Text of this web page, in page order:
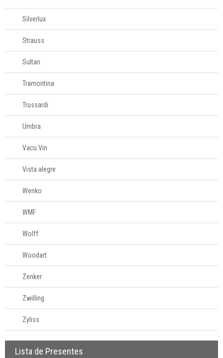
Silverlux
Strauss
Sultan
Tramontina
Trussardi
Umbra
Vacu Vin
Vista alegre
Wenko
WMF
Wolff
Woodart
Zenker
Zwilling
Zyliss
Lista de Presentes